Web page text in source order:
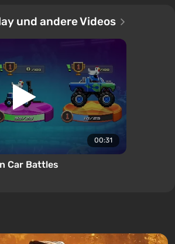
und andere Videos
00:31
Car Battles